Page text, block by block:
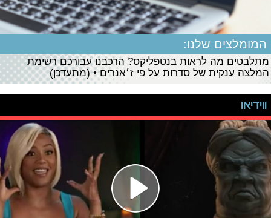
המומלצים שלנו:
מתלבטים מה לראות בנטפליקס? הרכבנו עבורכם רשימת
המלצה ענקית של סדרות על פי ז׳אנרים • (מתעדכן)
ווידיאו